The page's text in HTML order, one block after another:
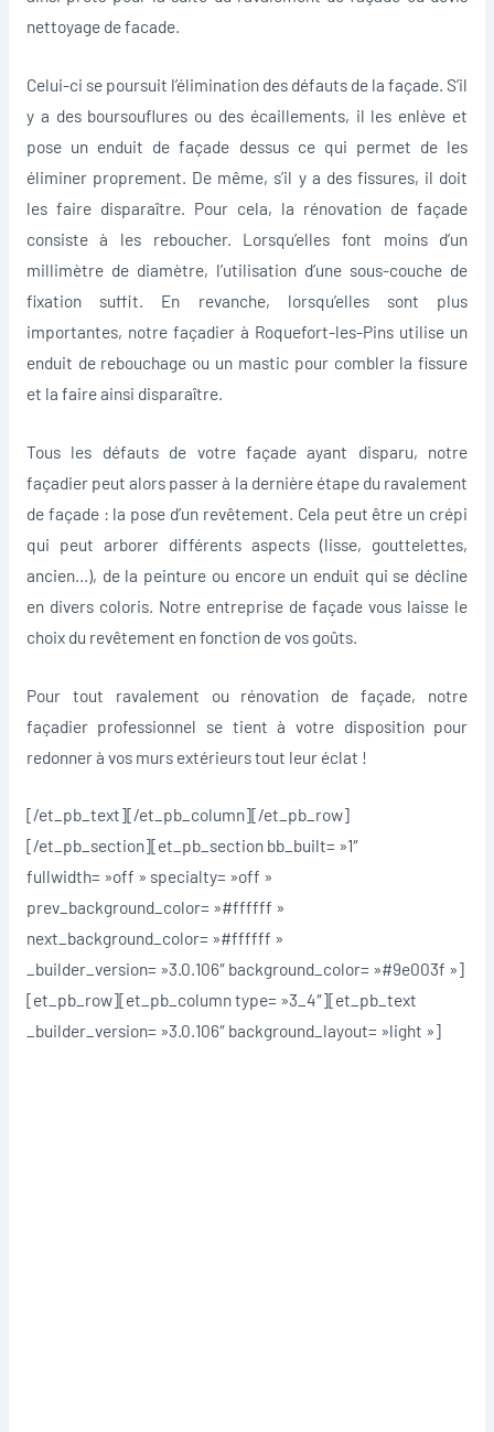
nettoyage de facade.
Celui-ci se poursuit l’élimination des défauts de la façade. S’il
y a des boursouflures ou des écaillements, il les enlève et
pose un enduit de façade dessus ce qui permet de les
éliminer proprement. De même, s’il y a des fissures, il doit
les faire disparaître. Pour cela, la rénovation de façade
consiste à les reboucher. Lorsqu’elles font moins d’un
millimètre de diamètre, l’utilisation d’une sous-couche de
fixation suffit. En revanche, lorsqu’elles sont plus
importantes, notre façadier à Roquefort-les-Pins utilise un
enduit de rebouchage ou un mastic pour combler la fissure
et la faire ainsi disparaître.
Tous les défauts de votre façade ayant disparu, notre
façadier peut alors passer à la dernière étape du ravalement
de façade : la pose d’un revêtement. Cela peut être un crépi
qui peut arborer différents aspects (lisse, gouttelettes,
ancien…), de la peinture ou encore un enduit qui se décline
en divers coloris. Notre entreprise de façade vous laisse le
choix du revêtement en fonction de vos goûts.
Pour tout ravalement ou rénovation de façade, notre
façadier professionnel se tient à votre disposition pour
redonner à vos murs extérieurs tout leur éclat !
[/et_pb_text][/et_pb_column][/et_pb_row]
[/et_pb_section][et_pb_section bb_built= »1″
fullwidth= »off » specialty= »off »
prev_background_color= »#ffffff »
next_background_color= »#ffffff »
_builder_version= »3.0.106″ background_color= »#9e003f »]
[et_pb_row][et_pb_column type= »3_4″][et_pb_text
_builder_version= »3.0.106″ background_layout= »light »]